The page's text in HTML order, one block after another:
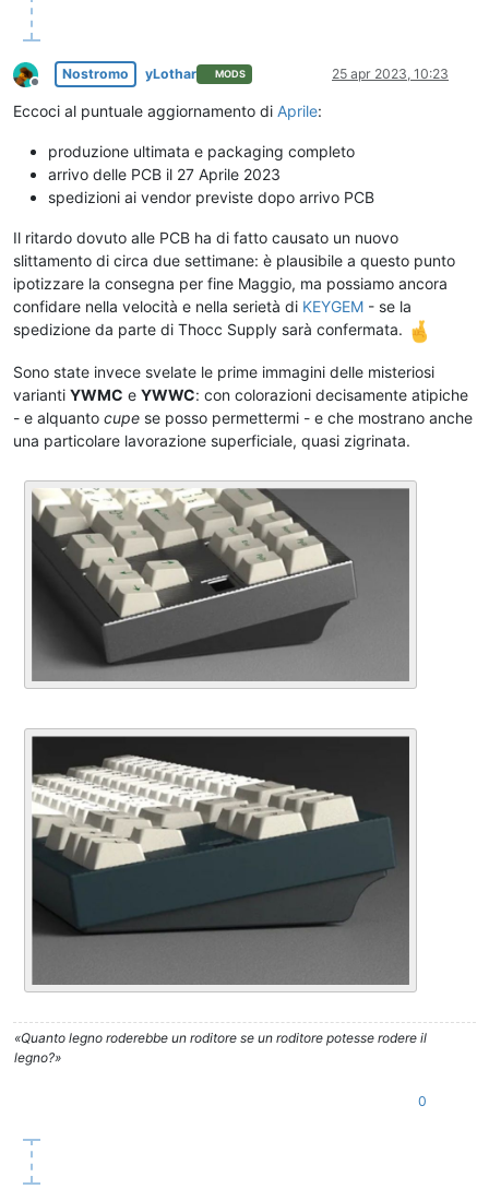
Non in linea
Nostromo yLothar MODS 25 apr 2023, 10:23
Eccoci al puntuale aggiornamento di Aprile:
produzione ultimata e packaging completo
arrivo delle PCB il 27 Aprile 2023
spedizioni ai vendor previste dopo arrivo PCB
Il ritardo dovuto alle PCB ha di fatto causato un nuovo
slittamento di circa due settimane: è plausibile a questo punto
ipotizzare la consegna per fine Maggio, ma possiamo ancora
confidare nella velocità e nella serietà di KEYGEM - se la
spedizione da parte di Thocc Supply sarà confermata.
Sono state invece svelate le prime immagini delle misteriosi
varianti YWMC e YWWC: con colorazioni decisamente atipiche
- e alquanto cupe se posso permettermi - e che mostrano anche
una particolare lavorazione superficiale, quasi zigrinata.
«Quanto legno roderebbe un roditore se un roditore potesse rodere il
legno?»
0